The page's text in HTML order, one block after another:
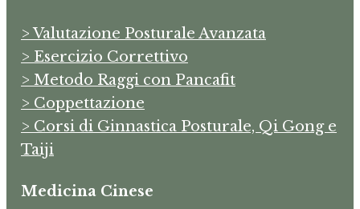
> Valutazione Posturale Avanzata
> Esercizio Correttivo
> Metodo Raggi con Pancafit
> Coppettazione
> Corsi di Ginnastica Posturale, Qi Gong e
Taiji
Medicina Cinese